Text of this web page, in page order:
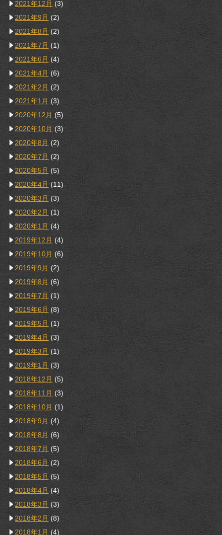
2021年12月 (3)
2021年9月 (2)
2021年8月 (2)
2021年7月 (1)
2021年6月 (4)
2021年4月 (6)
2021年2月 (2)
2021年1月 (3)
2020年12月 (5)
2020年10月 (3)
2020年8月 (2)
2020年7月 (2)
2020年5月 (5)
2020年4月 (11)
2020年3月 (3)
2020年2月 (1)
2020年1月 (4)
2019年12月 (4)
2019年10月 (6)
2019年9月 (2)
2019年8月 (6)
2019年7月 (1)
2019年6月 (8)
2019年5月 (1)
2019年4月 (3)
2019年3月 (1)
2019年1月 (3)
2018年12月 (5)
2018年11月 (3)
2018年10月 (1)
2018年9月 (4)
2018年8月 (6)
2018年7月 (5)
2018年6月 (2)
2018年5月 (5)
2018年4月 (4)
2018年3月 (3)
2018年2月 (8)
2018年1月 (4)